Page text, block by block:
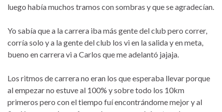
luego había muchos tramos con sombras y que se agradecían.
Yo sabía que a la carrera iba más gente del club pero correr,
corría solo y a la gente del club los vi en la salida y en meta,
bueno en carrera vi a Carlos que me adelantó jajaja.
Los ritmos de carrera no eran los que esperaba llevar porque
al empezar no estuve al 100% y sobre todo los 10km
primeros pero con el tiempo fuí encontrándome mejor y al